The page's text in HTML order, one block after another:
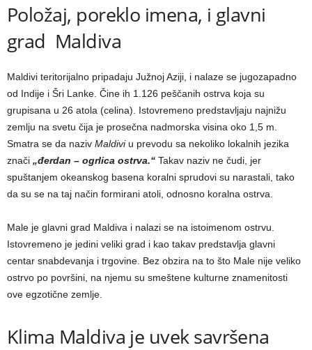
Položaj, poreklo imena, i glavni
grad Maldiva
Maldivi teritorijalno pripadaju Južnoj Aziji, i nalaze se jugozapadno
od Indije i Šri Lanke. Čine ih 1.126 peščanih ostrva koja su
grupisana u 26 atola (celina). Istovremeno predstavljaju najnižu
zemlju na svetu čija je prosečna nadmorska visina oko 1,5 m.
Smatra se da naziv Maldivi u prevodu sa nekoliko lokalnih jezika
znači „đerdan – ogrlica ostrva.“ Takav naziv ne čudi, jer
spuštanjem okeanskog basena koralni sprudovi su narastali, tako
da su se na taj način formirani atoli, odnosno koralna ostrva.
Male je glavni grad Maldiva i nalazi se na istoimenom ostrvu.
Istovremeno je jedini veliki grad i kao takav predstavlja glavni
centar snabdevanja i trgovine. Bez obzira na to što Male nije veliko
ostrvo po površini, na njemu su smeštene kulturne znamenitosti
ove egzotične zemlje.
Klima Maldiva je uvek savršena